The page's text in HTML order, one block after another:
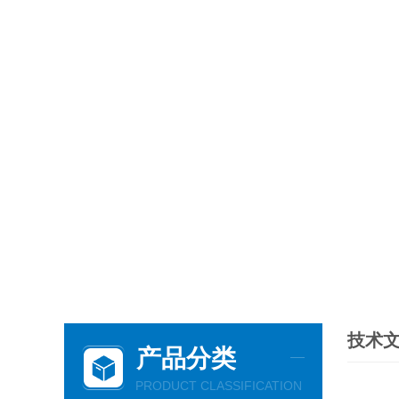
产品分类
PRODUCT CLASSIFICATION
技术